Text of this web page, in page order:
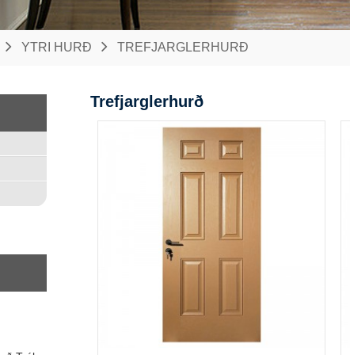
YTRI HURÐ TREFJARGLERHURÐ
Trefjarglerhurð